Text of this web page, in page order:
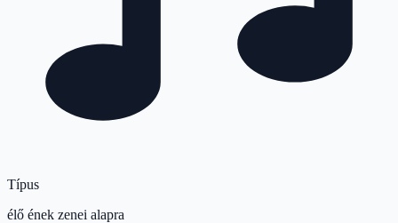
Típus
élő ének zenei alapra